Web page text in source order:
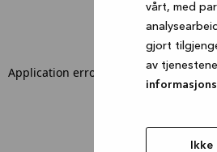
vårt, med
gjort
av
Application error: a client-side